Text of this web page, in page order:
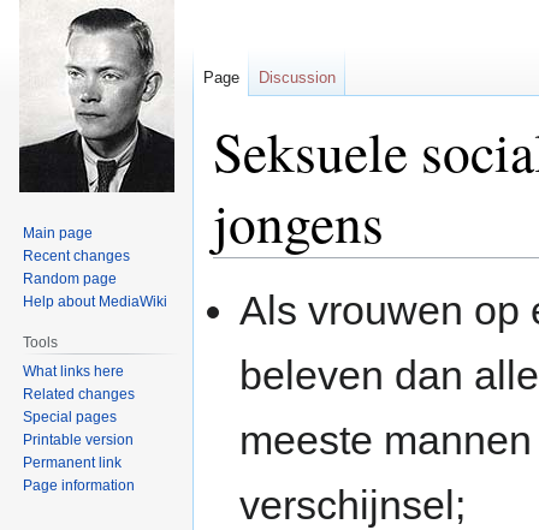
Seksuele
jongens
to
to
Als vrouwen op
beleven dan
meeste
verschijnsel;
Page Discussion
Main page
Recent changes
Random page
Help about MediaWiki
Tools
What links here
Related changes
Special pages
Printable version
Permanent link
Page information